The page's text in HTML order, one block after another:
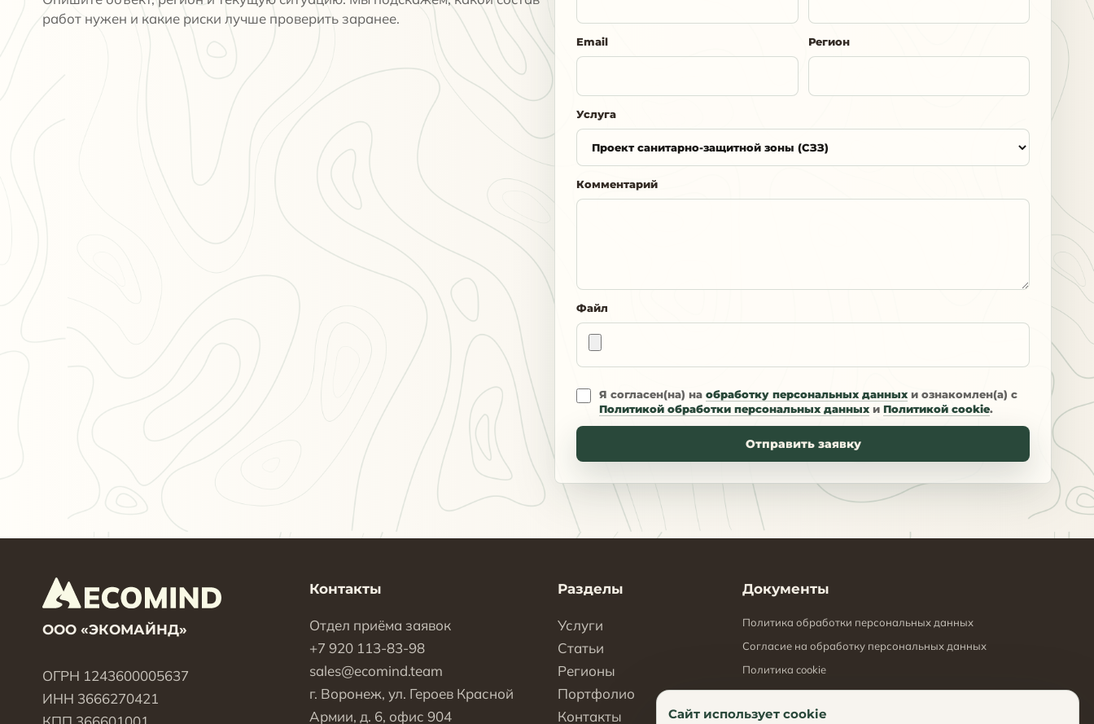
работ нужен и какие риски лучше проверить заранее.
Email Регион
Услуга
Комментарий
Файл
Я согласен(на) на обработку персональных данных и ознакомлен(а) с
Политикой обработки персональных данных и Политикой cookie.
Отправить заявку
ООО «ЭКОМАЙНД»
ОГРН 1243600005637
ИНН 3666270421
Контакты
Отдел приёма заявок
+7 920 113-83-98
sales@ecomind.team
г. Воронеж, ул. Героев Красной
Армии, д. 6, офис 904
Разделы
Услуги
Статьи
Регионы
Портфолио
Контакты
Документы
Политика обработки персональных данных
Согласие на обработку персональных данных
Политика cookie
Сайт использует cookie